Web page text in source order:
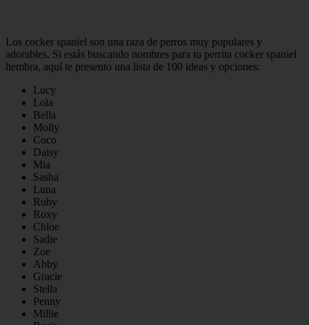
Los cocker spaniel son una raza de perros muy populares y
adorables. Si estás buscando nombres para tu perrita cocker spaniel
hembra, aquí te presento una lista de 100 ideas y opciones:
Lucy
Lola
Bella
Molly
Coco
Daisy
Mia
Sasha
Luna
Ruby
Roxy
Chloe
Sadie
Zoe
Abby
Gracie
Stella
Penny
Millie